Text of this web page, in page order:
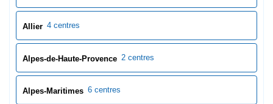
Allier 4 centres
Alpes-de-Haute-Provence 2 centres
Alpes-Maritimes 6 centres